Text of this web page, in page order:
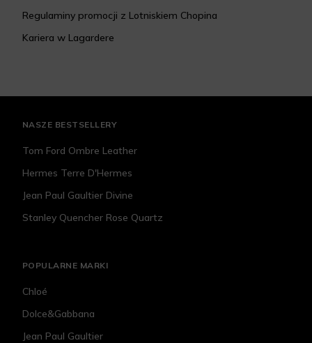
Regulaminy promocji z Lotniskiem Chopina
Kariera w Lagardere
NASZE BESTSELLERY
Tom Ford Ombre Leather
Hermes Terre D'Hermes
Jean Paul Gaultier Divine
Stanley Quencher Rose Quartz
POPULARNE MARKI
Chloé
Dolce&Gabbana
Jean Paul Gaultier